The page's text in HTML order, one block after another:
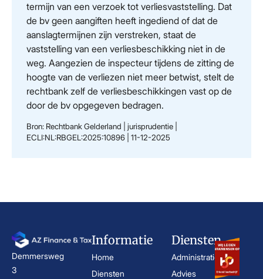
termijn van een verzoek tot verliesvaststelling. Dat
de bv geen aangiften heeft ingediend of dat de
aanslagtermijnen zijn verstreken, staat de
vaststelling van een verliesbeschikking niet in de
weg. Aangezien de inspecteur tijdens de zitting de
hoogte van de verliezen niet meer betwist, stelt de
rechtbank zelf de verliesbeschikkingen vast op de
door de bv opgegeven bedragen.
Bron: Rechtbank Gelderland | jurisprudentie |
ECLI:NL:RBGEL:2025:10896 | 11-12-2025
Demmersweg
3
Informatie
Home
Diensten
Diensten
Administratie
Advies